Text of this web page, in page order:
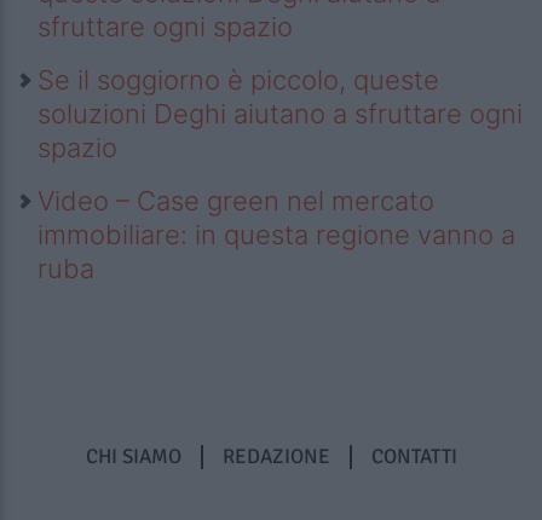
sfruttare ogni spazio
Se il soggiorno è piccolo, queste
soluzioni Deghi aiutano a sfruttare ogni
spazio
Video – Case green nel mercato
immobiliare: in questa regione vanno a
ruba
CHI SIAMO REDAZIONE CONTATTI